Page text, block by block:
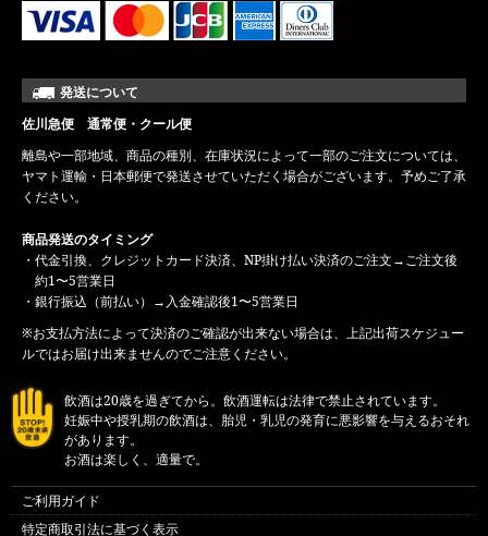
発送について
佐川急便 通常便・クール便
離島や一部地域、商品の種別、在庫状況によって一部のご注文については、
ヤマト運輸・日本郵便で発送させていただく場合がございます。予めご了承
ください。
商品発送のタイミング
・代金引換、クレジットカード決済、NP掛け払い決済のご注文→ご注文後
約1〜5営業日
・銀行振込（前払い）→入金確認後1〜5営業日
※お支払方法によって決済のご確認が出来ない場合は、上記出荷スケジュー
ルではお届け出来ませんのでご注意ください。
飲酒は20歳を過ぎてから。飲酒運転は法律で禁止されています。
妊娠中や授乳期の飲酒は、胎児・乳児の発育に悪影響を与えるおそれ
があります。
お酒は楽しく、適量で。
ご利用ガイド
特定商取引法に基づく表示